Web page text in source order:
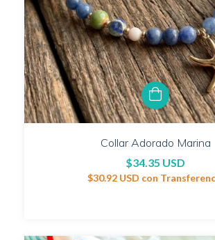
Collar Adorado Marina
$34.35 USD
$30.92 USD con